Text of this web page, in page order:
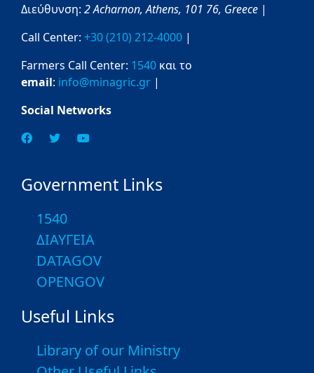
Διεύθυνση: 2 Acharnon,Athens, 101 76, Greece |
Call Center: +30 (210) 212-4000 |
Farmers Call Center: 1540 και το
email: info@minagric.gr |
Social Networks
Government Links
1540
ΔΙΑΥΓΕΙΑ
DATAGOV
OPENGOV
Useful Links
Library of our Ministry